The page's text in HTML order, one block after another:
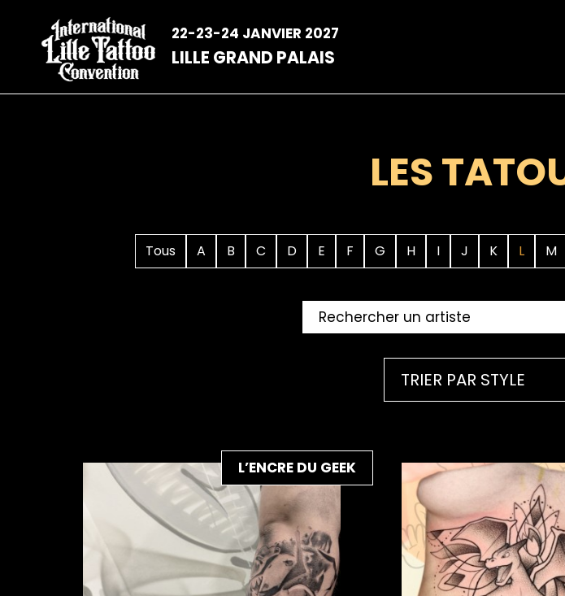
contenu
22-23-24 JANVIER 2027
LILLE GRAND PALAIS
LES
Tous A B C D E F G H I J K L M
TRIER PAR STYLE
L’ENCRE DU GEEK